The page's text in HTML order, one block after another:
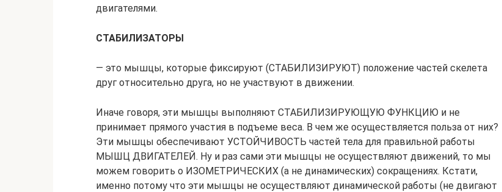
двигателями.
СТАБИЛИЗАТОРЫ
— это мышцы, которые фиксируют (СТАБИЛИЗИРУЮТ) положение частей скелета
друг относительно друга, но не участвуют в движении.
Иначе говоря, эти мышцы выполняют СТАБИЛИЗИРУЮЩУЮ ФУНКЦИЮ и не
принимает прямого участия в подъеме веса. В чем же осуществляется польза от них?
Эти мышцы обеспечивают УСТОЙЧИВОСТЬ частей тела для правильной работы
МЫШЦ ДВИГАТЕЛЕЙ. Ну и раз сами эти мышцы не осуществляют движений, то мы
можем говорить о ИЗОМЕТРИЧЕСКИХ (а не динамических) сокращениях. Кстати,
именно потому что эти мышцы не осуществляют динамической работы (не двигают